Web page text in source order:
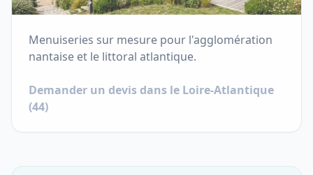
Menuiseries sur mesure pour l'agglomération
nantaise et le littoral atlantique.
Demander un devis dans le Loire-Atlantique
(44)